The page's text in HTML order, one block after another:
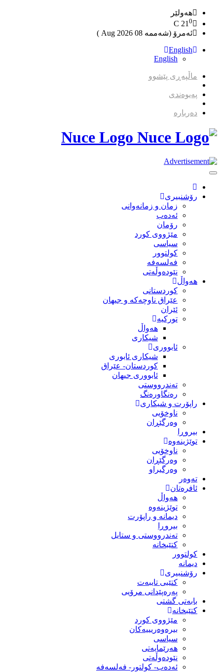
هەولێر
21 0
ئەمرۆ (شەممە 08 2026 Aug )
English
English
ماڵپەڕی پێشوو
پەیوەندی
دەربارە
Nuce Logo
Toggle
Navigation
رۆشنبیری
زمان و زمانه‌وانی
ئەدەب
رۆمان
مێژووى کورد
سیاسى
کولتوور
فەلسەفە
نێودەوڵەتی
هەواڵ
کوردستانی
عێراق ناوچەکە و جیهان
ئێران
تورکیە
هەواڵ
شیکاری
ئابووری
شیکاری ئابوری
کوردستان- عێراق
ئابووری جیهان
تەندرووستی
رەنگاورەنگ
راپۆرت و شیکاری
ناوخۆیی
وەرگێڕان
بیروڕا
توێژینەوە
ناوخۆیی
وەرگێڕان
وەرگیراو
تەوەر
ئافرەتان
هەواڵ
توێژینەوە
دیمانە و راپۆرت
بیروڕا
تەندرووستی و ستایل
کتێبخانە
کولتوور
دیمانە
رۆشنبیری
کتێبی تایبەت
پەرەپێدانی مرۆیی
بابەتی گشتی
کتێبخانە
مێژووى کورد
بیرەوەریییەکان
سیاسى
هەرێمایەتی
نێودەوڵەتی
ئەدەب- کولتور- فەلسەفە